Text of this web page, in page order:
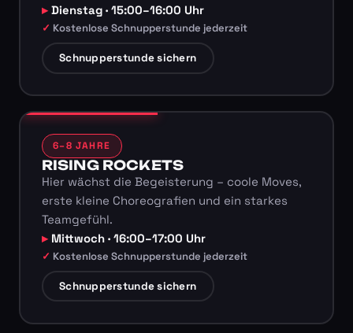
Dienstag · 15:00–16:00 Uhr
Kostenlose Schnupperstunde jederzeit
Schnupperstunde sichern
6–8 JAHRE
RISING ROCKETS
Hier wächst die Begeisterung – coole Moves,
erste kleine Choreografien und ein starkes
Teamgefühl.
Mittwoch · 16:00–17:00 Uhr
Kostenlose Schnupperstunde jederzeit
Schnupperstunde sichern